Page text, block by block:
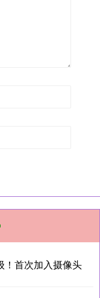
！首次加入摄像头